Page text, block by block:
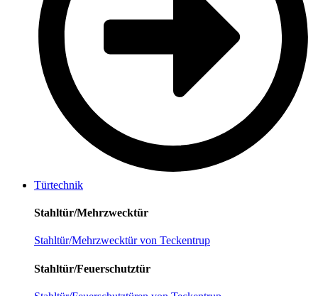
Türtechnik
Stahltür/Mehrzwecktür
Stahltür/Mehrzwecktür von Teckentrup
Stahltür/Feuerschutztür